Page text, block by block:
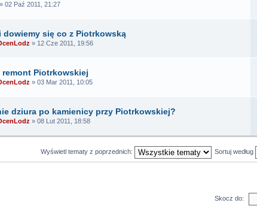
» 02 Paź 2011, 21:27
dowiemy się co z Piotrkowską
» 12 Cze 2011, 19:56
remont Piotrkowskiej
» 03 Mar 2011, 10:05
dziura po kamienicy przy Piotrkowskiej?
» 08 Lut 2011, 18:58
Wyświetl tematy z poprzednich: Sortuj według
Skocz do: